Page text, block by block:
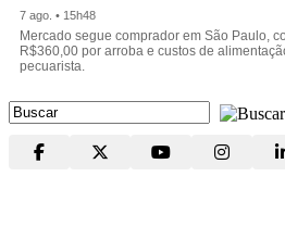
7 ago. • 15h48
Mercado segue comprador em São Paulo,
R$360,00 por arroba e custos de
pecuarista.